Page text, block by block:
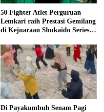
50 Fighter Atlet Perguruan
Lemkari raih Prestasi Gemilang
di Kejuaraan Shukaido Series 1
Di Payakumbuh Senam Pagi